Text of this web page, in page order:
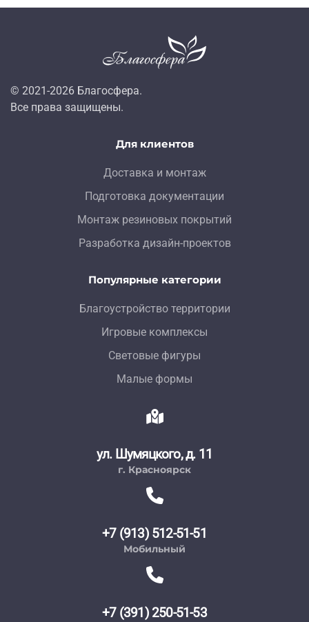
© 2021-2026 Благосфера.
Все права защищены.
Для клиентов
Доставка и монтаж
Подготовка документации
Монтаж резиновых покрытий
Разработка дизайн-проектов
Популярные категории
Благоустройство территории
Игровые комплексы
Световые фигуры
Малые формы
ул. Шумяцкого, д. 11
г. Красноярск
+7 (913) 512-51-51
Мобильный
+7 (391) 250-51-53